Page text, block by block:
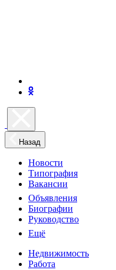
Назад
Новости
Типография
Вакансии
Объявления
Биографии
Руководство
Ещё
Недвижимость
Работа